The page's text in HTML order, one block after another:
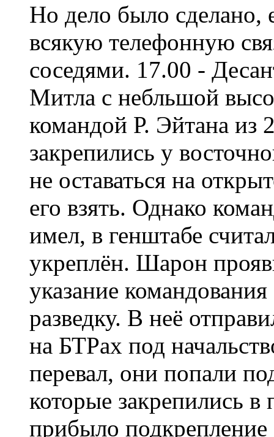
Но дело было сделано,
всякую телефонную
соседями. 17.00 -
Митла с небльшой
командой Р. Эйтана
закрепились у
не оставаться на
его взять. Однако
имел, в генштабе
укреплён. Шарон
указание
разведку. В неё
на БТРах под
перевал, они попали
которые закрепились
прибыло